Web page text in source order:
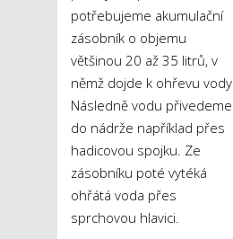
potřebujeme akumulační
zásobník o objemu
většinou 20 až 35 litrů, v
němž dojde k ohřevu vody.
Následně vodu přivedeme
do nádrže například přes
hadicovou spojku. Ze
zásobníku poté vytéká
ohřátá voda přes
sprchovou hlavici.